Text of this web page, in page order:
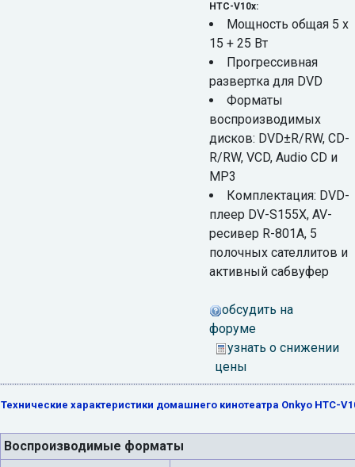
HTC-V10x:
Мощность общая 5 х
15 + 25 Вт
Прогрессивная
развертка для DVD
Форматы
воспроизводимых
дисков: DVD±R/RW, CD-
R/RW, VCD, Audio CD и
MP3
Комплектация: DVD-
плеер DV-S155X, AV-
ресивер R-801A, 5
полочных сателлитов и
активный сабвуфер
обсудить на
форуме
узнать о снижении
цены
Технические характеристики домашнего кинотеатра Onkyo HTC-
Воспроизводимые форматы